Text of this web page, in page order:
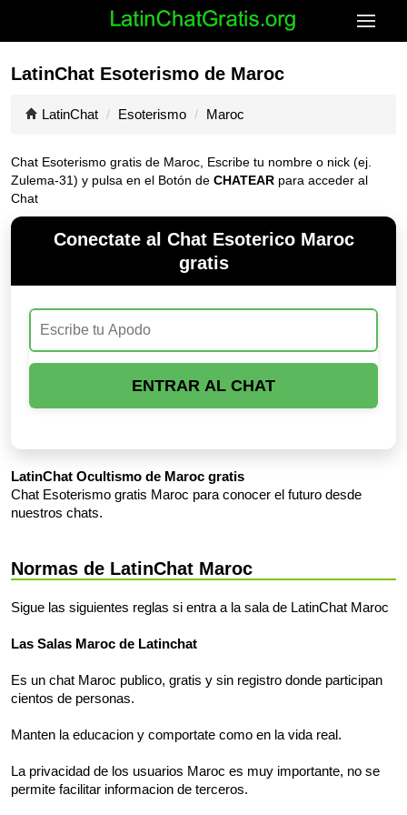
LatinChat Esoterismo de Maroc
LatinChat Esoterismo Maroc
Chat Esoterismo gratis de Maroc, Escribe tu nombre o nick (ej.
Zulema-31) y pulsa en el Botón de CHATEAR para acceder al
Chat
Conectate al Chat Esoterico Maroc
gratis
ENTRAR AL CHAT
LatinChat Ocultismo de Maroc gratis
Chat Esoterismo gratis Maroc para conocer el futuro desde
nuestros chats.
Normas de LatinChat Maroc
Sigue las siguientes reglas si entra a la sala de LatinChat Maroc
Las Salas Maroc de Latinchat
Es un chat Maroc publico, gratis y sin registro donde participan
cientos de personas.
Manten la educacion y comportate como en la vida real.
La privacidad de los usuarios Maroc es muy importante, no se
permite facilitar informacion de terceros.